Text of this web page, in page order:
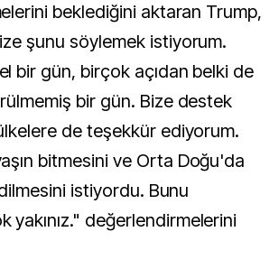
beklediğini aktaran Trump,
şunu söylemek istiyorum.
bir gün, birçok açıdan belki de
bir gün. Bize destek
de teşekkür ediyorum.
bitmesini ve Orta Doğu'da
istiyordu. Bunu
yakınız." değerlendirmelerini